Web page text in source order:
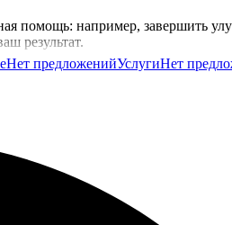
помощь: например, завершить
результат.
вашему составу в AFK Arena.
Нет предложенийУслугиНет